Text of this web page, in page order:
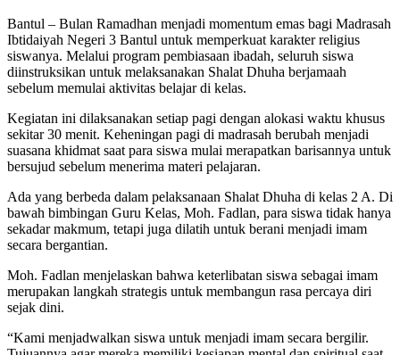
Bantul – Bulan Ramadhan menjadi momentum emas bagi Madrasah
Ibtidaiyah Negeri 3 Bantul untuk memperkuat karakter religius
siswanya. Melalui program pembiasaan ibadah, seluruh siswa
diinstruksikan untuk melaksanakan Shalat Dhuha berjamaah
sebelum memulai aktivitas belajar di kelas.
Kegiatan ini dilaksanakan setiap pagi dengan alokasi waktu khusus
sekitar 30 menit. Keheningan pagi di madrasah berubah menjadi
suasana khidmat saat para siswa mulai merapatkan barisannya untuk
bersujud sebelum menerima materi pelajaran.
Ada yang berbeda dalam pelaksanaan Shalat Dhuha di kelas 2 A. Di
bawah bimbingan Guru Kelas, Moh. Fadlan, para siswa tidak hanya
sekadar makmum, tetapi juga dilatih untuk berani menjadi imam
secara bergantian.
Moh. Fadlan menjelaskan bahwa keterlibatan siswa sebagai imam
merupakan langkah strategis untuk membangun rasa percaya diri
sejak dini.
“Kami menjadwalkan siswa untuk menjadi imam secara bergilir.